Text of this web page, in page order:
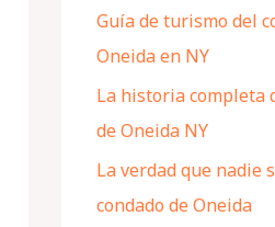
Guía de turismo del
Oneida en NY
La historia completa
de Oneida NY
La verdad que nadie
condado de Oneida